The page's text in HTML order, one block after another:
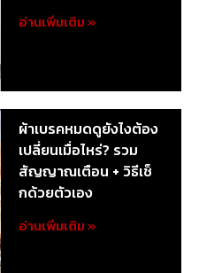
อ่านเพิ่มเติม »
ผ้าเบรคหมดดูยังไงต้อง
เปลี่ยนเมื่อไหร่? รวม
สัญญาณเตือน + วิธีเช็
กด้วยตัวเอง
อ่านเพิ่มเติม »